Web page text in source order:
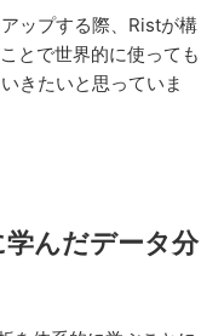
ップする際、Ristが構
とで世界的に使っても
きたいと思っていま
んだデータ分